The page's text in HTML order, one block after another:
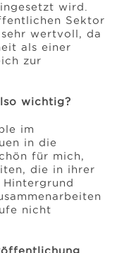
wird.
Sektor
wertvoll, da
als einer
zur
wichtig?
im
in die
für mich,
die in ihrer
nicht